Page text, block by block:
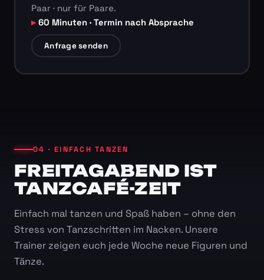
Paar · nur für Paare.
60 Minuten · Termin nach Absprache
Anfrage senden
04 · EINFACH TANZEN
FREITAGABEND IST
TANZCAFÉ-ZEIT
Einfach mal tanzen und Spaß haben – ohne den
Stress von Tanzschritten im Nacken. Unsere
Trainer zeigen euch jede Woche neue Figuren und
Tänze.